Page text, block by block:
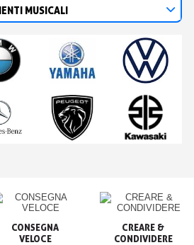
MUSICALI
CONSEGNA
VELOCE
CREARE &
CONDIVIDERE